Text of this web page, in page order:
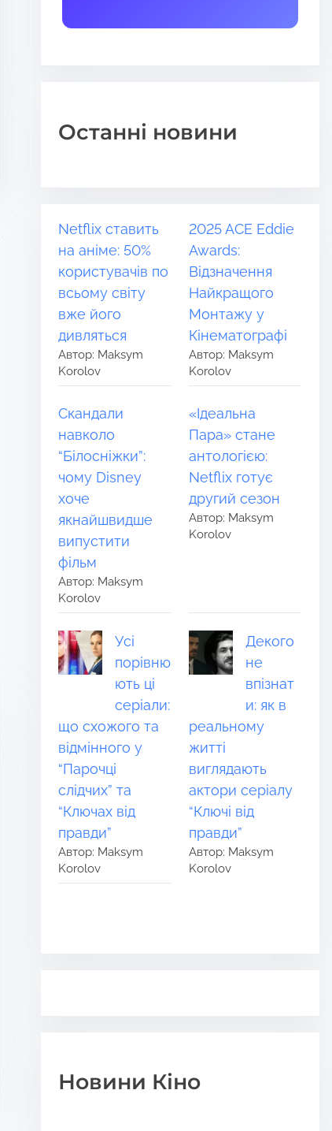
Останні новини
Netflix ставить
на аніме: 50%
користувачів по
всьому світу
вже його
дивляться
Автор: Maksym
Korolov
2025 ACE Eddie
Awards:
Відзначення
Найкращого
Монтажу у
Кінематографі
Автор: Maksym
Korolov
Скандали
навколо
“Білосніжки”:
чому Disney
хоче
якнайшвидше
випустити
фільм
Автор: Maksym
Korolov
«Ідеальна
Пара» стане
антологією:
Netflix готує
другий сезон
Автор: Maksym
Korolov
Усі
порівню
ють ці
серіали:
що схожого та
відмінного у
“Парочці
слідчих” та
“Ключах від
правди”
Автор: Maksym
Korolov
Декого
не
впізнат
и: як в
реальному
житті
виглядають
актори серіалу
“Ключі від
правди”
Автор: Maksym
Korolov
Новини Кіно